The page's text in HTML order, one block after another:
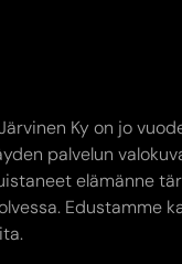
Ky on jo
palvelun
elämänne
Edustamme